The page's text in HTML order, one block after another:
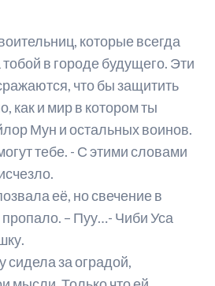
которые всегда
в городе будущего. Эти
что бы защитить
как и мир в котором ты
Мун и остальных воинов.
тебе. - С этими словами
её, но свечение в
– Пуу…- Чиби Уса
сидела за оградой,